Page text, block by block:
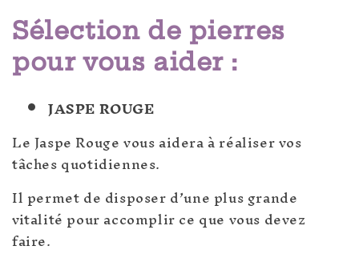
Sélection de pierres
pour vous aider :
JASPE ROUGE
Le Jaspe Rouge vous aidera à réaliser vos
tâches quotidiennes.
Il permet de disposer d’une plus grande
vitalité pour accomplir ce que vous devez
faire.